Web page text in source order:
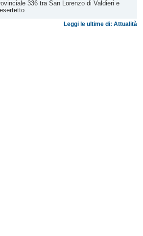
336 tra San Lorenzo di Valdieri e
Leggi le ultime di: Attualità